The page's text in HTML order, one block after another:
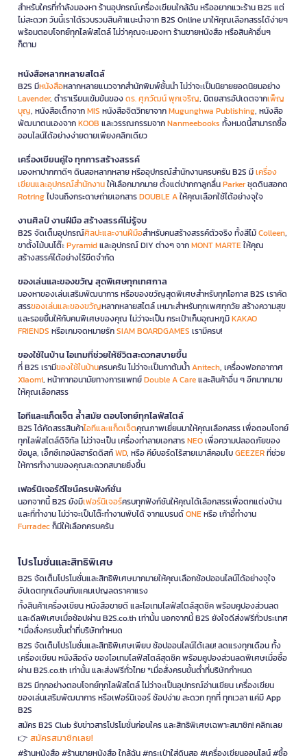
สำหรับใครที่กำลังมองหา ร้านอุปกรณ์เครื่องเขียนใกล้ฉัน หรืออยากแวะร้าน B2S แต่
ไม่สะดวก วันนี้เราได้รวบรวมสินค้าแนะนำจาก B2S Online มาให้คุณเลือกสรรได้ง่ายๆ
พร้อมตอบโจทย์ทุกไลฟ์สไตล์ ไม่ว่าคุณจะมองหา ร้านขายหนังสือ หรือสินค้าอื่นๆ
ก็ตาม
หนังสือหลากหลายสไตล์
B2S มีหนังสือหลากหลายแนวจากสำนักพิมพ์ชั้นนำ ไม่ว่าจะเป็นนิยายยอดนิยมอย่าง
Lavender, ตำราเรียนเข้มข้นของดร. ศุภวัฒน์ พุกเจริญ, นิตยสารอัปเดตจากเพ็ญ
บุญ, หนังสือเด็กจากMIS หนังสือจิตวิทยาจากMugunghwa Publishing, หนังสือ
พัฒนาตนเองจากKOOB และวรรณกรรมจากNanmeebooks ทั้งหมดนี้สามารถซื้อ
ออนไลน์ได้อย่างง่ายดายเพียงคลิกเดียว
เครื่องเขียนคู่ใจ ทุกการสร้างสรรค์
มองหาปากกาดีๆ ดินสอหลากหลาย หรืออุปกรณ์สำนักงานครบครัน B2S มีเครื่อง
เขียนและอุปกรณ์สำนักงานให้เลือกมากมาย ตั้งแต่ปากกาลูกลื่นParkerชุดดินสอกด
Rotringไปจนถึงกระดาษถ่ายเอกสารDOUBLE Aให้คุณเลือกใช้ได้อย่างจุใจ
งานศิลป์ งานฝีมือ สร้างสรรค์ไม่รู้จบ
B2S จัดเต็มอุปกรณ์ศิลปะและงานฝีมือสำหรับคนสร้างสรรค์ตัวจริง ทั้งสีไม้Colleen,
ขาตั้งไม้บนโต๊ะPyramidและอุปกรณ์ DIY ต่างๆ จากMONT MARTEให้คุณ
สร้างสรรค์ได้อย่างไร้ขีดจำกัด
ของเล่นและของขวัญ สุดพิเศษทุกเทศกาล
มองหาของเล่นเสริมพัฒนาการ หรือของขวัญสุดพิเศษสำหรับทุกโอกาส B2S เราคัด
สรรของเล่นและของขวัญหลากหลายสไตล์ เหมาะสำหรับทุกเพศทุกวัย สร้างความสุข
และรอยยิ้มให้กับคนพิเศษของคุณ ไม่ว่าจะเป็น กระเป๋าเก็บอุณหภูมิKAKAO
FRIENDS หรือเกมจดหมายรักSIAM BOARDGAMES เรามีครบ!
ของใช้ในบ้าน ไอเทมที่ช่วยให้ชีวิตสะดวกสบายขึ้น
ที่ B2S เรามีของใช้ในบ้านครบครัน ไม่ว่าจะเป็นกาต้มน้ำAnitech, เครื่องฟอกอากาศ
Xiaomi, หน้ากากอนามัยทางการแพทย์Double A Careและสินค้าอื่น ๆ อีกมากมาย
ให้คุณเลือกสรร
ไอทีและแก็ดเจ็ต ล้ำสมัย ตอบโจทย์ทุกไลฟ์สไตล์
B2S ได้คัดสรรสินค้าไอทีและแก็ดเจ็ตคุณภาพเยี่ยมมาให้คุณเลือกสรร เพื่อตอบโจทย์
ทุกไลฟ์สไตล์ดิจิทัล ไม่ว่าจะเป็น เครื่องทำลายเอกสารNEOเพื่อความปลอดภัยของ
ข้อมูล, เอ็กซ์เทอนัลฮาร์ดดิสก์WD, หรือ คีย์บอร์ดไร้สายเมาส์คอมโบGEEZERที่ช่วย
ให้การทำงานของคุณสะดวกสบายยิ่งขึ้น
เฟอร์นิเจอร์ดีไซน์ครบฟังก์ชั่น
นอกจากนี้ B2S ยังมีเฟอร์นิเจอร์ครบทุกฟังก์ชันให้คุณได้เลือกสรรเพื่อตกแต่งบ้าน
และที่ทำงาน ไม่ว่าจะเป็นโต๊ะทำงานพับได้ จากแบรนด์ONEหรือ เก้าอี้ทำงาน
Furradecก็มีให้เลือกครบครัน
โปรโมชั่นและสิทธิพิเศษ
B2S จัดเต็มโปรโมชั่นและสิทธิพิเศษมากมายให้คุณเลือกช้อปออนไลน์ได้อย่างจุใจ
อัปเดตทุกเดือนกับแคมเปญลดราคาแรง
ทั้งสินค้าเครื่องเขียน หนังสือขายดี และไอเทมไลฟ์สไตล์สุดชิค พร้อมคูปองส่วนลด
และดีลพิเศษเมื่อช้อปผ่าน B2S.co.th เท่านั้น นอกจากนี้ B2S ยังใจดีส่งฟรีทั่วประเทศ
*เมื่อสั่งครบขั้นต่ำที่บริษัทกำหนด
B2S จัดเต็มโปรโมชั่นและสิทธิพิเศษเพียบ ช้อปออนไลน์ได้เลย! ลดแรงทุกเดือน ทั้ง
เครื่องเขียน หนังสือดัง ของไอเทมไลฟ์สไตล์สุดชิค พร้อมคูปองส่วนลดพิเศษเมื่อซื้อ
ผ่าน B2S.co.th เท่านั้น และส่งฟรีทั่วไทย *เมื่อสั่งครบขั้นต่ำที่บริษัทกำหนด
B2S มีทุกอย่างตอบโจทย์ทุกไลฟ์สไตล์ ไม่ว่าจะเป็นอุปกรณ์อ่านเขียน เครื่องเขียน
ของเล่นเสริมพัฒนาการ หรือเฟอร์นิเจอร์ ช้อปง่าย สะดวก ทุกที่ ทุกเวลา แค่มี App
B2S
สมัคร B2S Club รับข่าวสารโปรโมชั่นก่อนใคร และสิทธิพิเศษเฉพาะสมาชิก! คลิกเลย
👉 สมัครสมาชิกเลย!
#ร้านหนังสือ #ร้านขายหนังสือ ใกล้ฉัน #กระเป๋าใส่ดินสอ #เครื่องเขียนออนไลน์ #ซื้อ